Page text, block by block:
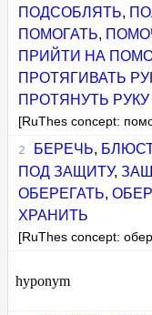
ПОДСОБЛЯТЬ,
ПОМОГАТЬ,
ПРИЙТИ НА
ПРОТЯГИВАТЬ
ПРОТЯНУТЬ
[RuThes concept:
БЕРЕЧЬ,
ПОД ЗАЩИТУ,
ОБЕРЕГАТЬ,
ХРАНИТЬ
[RuThes concept:
hyponym